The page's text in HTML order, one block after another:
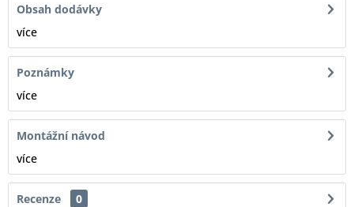
Obsah dodávky
více
Poznámky
více
Montážní návod
více
Recenze
0